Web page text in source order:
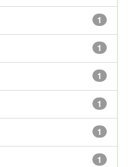
1
1
1
1
1
1